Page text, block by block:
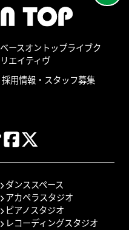
ベースオントップライブク
リエイティヴ
採用情報・スタッフ募集
ダンススペース
アカペラスタジオ
ピアノスタジオ
レコーディングスタジオ